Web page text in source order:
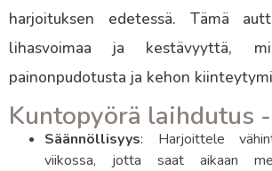
harjoituksen edetessä. Tämä
lihasvoimaa ja kestävyyttä,
painonpudotusta ja kehon
Kuntopyörä laihdutus
Säännöllisyys: Harjoittele
viikossa, jotta saat aikaan